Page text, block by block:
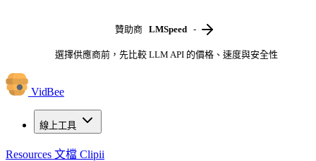
贊助商 LMSpeed -
選擇供應商前，先比較 LLM API 的價格、速度與安全性
VidBee
線上工具
Resources 文檔 Clipii